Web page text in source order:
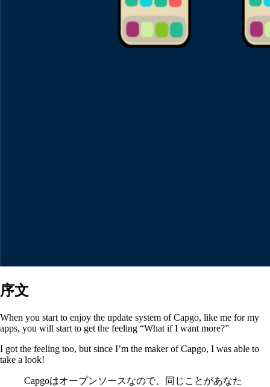
序文
When you start to enjoy the update system of Capgo, like me for my
apps, you will start to get the feeling “What if I want more?”
I got the feeling too, but since I’m the maker of Capgo, I was able to
take a look!
Capgoはオープンソースなので、同じことがあなた